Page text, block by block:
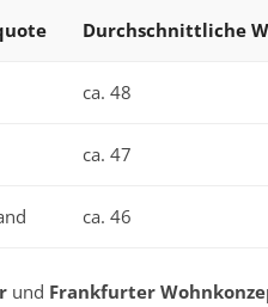
Durchschnittliche
ca. 48
ca. 47
ca. 46
und Frankfurter